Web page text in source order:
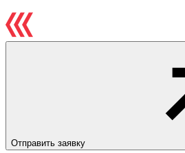
Отправить заявку